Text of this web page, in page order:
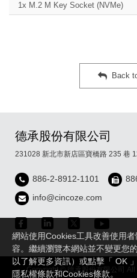
網站使用Cookies工具改善使用
容。繼續瀏覽本網站並不變更您
以了解更多資訊）或點擊「 OK
隱私權條款和Cookies條款。
1x M.2 M Key Socket (NVMe)
Back
德承股份有限公司
231028 新北市新店區寶橋路 235 巷
886-2-8912-1101
info@cincoze.com
Copyright © 德承股份有限公司